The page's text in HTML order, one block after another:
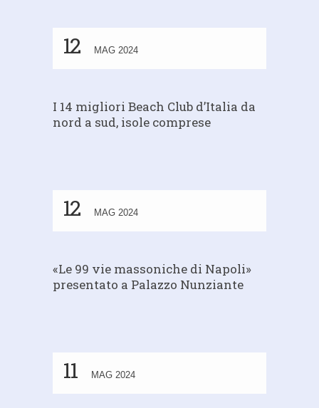
12 MAG 2024
I 14 migliori Beach Club d’Italia da
nord a sud, isole comprese
12 MAG 2024
«Le 99 vie massoniche di Napoli»
presentato a Palazzo Nunziante
11 MAG 2024